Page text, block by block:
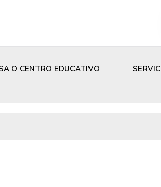
O CENTRO EDUCATIVO